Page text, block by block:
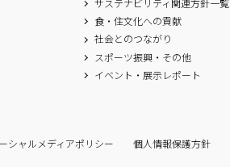
食・住文化への貢献
社会とのつながり
スポーツ振興・その他
イベント・展示レポート
シャルメディアポリシー 個人情報保護方針